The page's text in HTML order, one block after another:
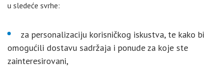
u sledeće svrhe:
za personalizaciju korisničkog iskustva, te kako bi
omogućili dostavu sadržaja i ponude za koje ste
zainteresirovani,